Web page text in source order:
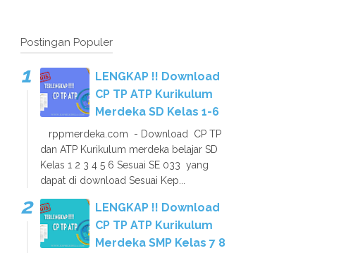
Postingan Populer
LENGKAP !! Download
CP TP ATP Kurikulum
Merdeka SD Kelas 1-6
rppmerdeka.com - Download CP TP
dan ATP Kurikulum merdeka belajar SD
Kelas 1 2 3 4 5 6 Sesuai SE 033 yang
dapat di download Sesuai Kep...
LENGKAP !! Download
CP TP ATP Kurikulum
Merdeka SMP Kelas 7 8